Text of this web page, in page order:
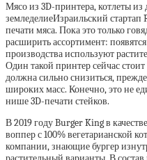
Мясо из 3D-принтера, котлеты
земледелиеИзраильский стартап
печати мяса. Пока это только
расширить ассортимент:
производства используют
Один такой принтер сейчас
должна сильно снизиться,
широких масс. Конечно, это не
нише 3D-печати стейков.
В 2019 году Burger King в
воппер с 100% вегетарианской
компании, знающие бургер